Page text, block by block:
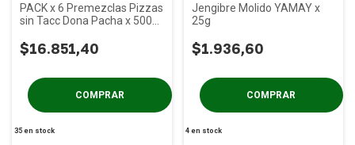
PACK x 6 Premezclas Pizzas
sin Tacc Dona Pacha x 500
$16.851,40
35en stock
Jengibre Molido YAMAY x
25g
$1.936,60
4 en stock